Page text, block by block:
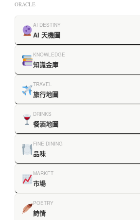
ORACLE
AI DESTINY
AI 天機圖
KNOWLEDGE
知識金庫
TRAVEL
旅行地圖
DRINKS
餐酒地圖
FINE DINING
品味
MARKET
市場
POETRY
詩情